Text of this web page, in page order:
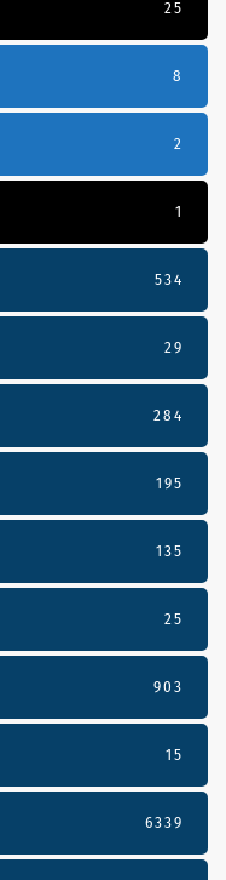
25
8
2
1
534
29
284
195
135
25
903
15
6339